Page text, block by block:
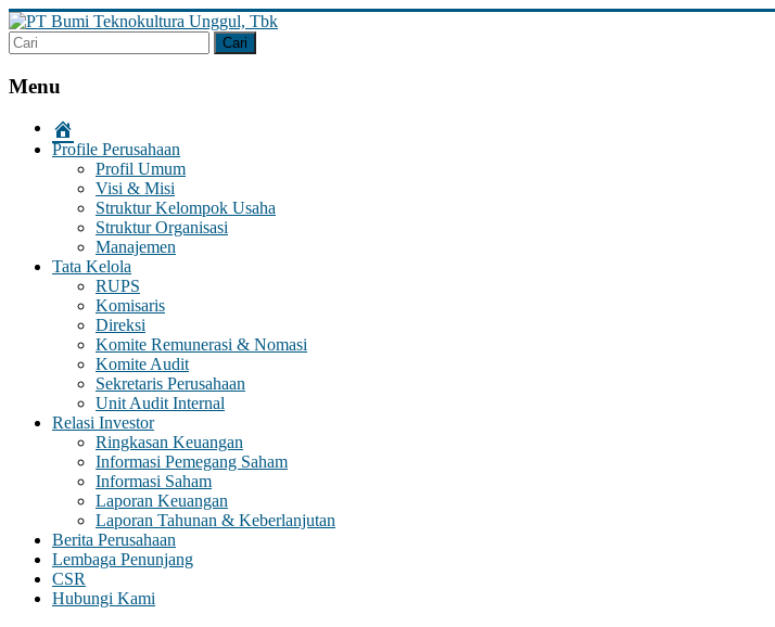
Skip
to
content
PT
Bumi
Unggul,
Tbk
Menu
Profile Perusahaan
Profil Umum
Visi & Misi
Struktur Kelompok Usaha
Struktur Organisasi
Manajemen
Tata Kelola
RUPS
Komisaris
Direksi
Komite Remunerasi & Nomasi
Komite Audit
Sekretaris Perusahaan
Unit Audit Internal
Relasi Investor
Ringkasan Keuangan
Informasi Pemegang Saham
Informasi Saham
Laporan Keuangan
Laporan Tahunan & Keberlanjutan
Berita Perusahaan
Lembaga Penunjang
CSR
Hubungi Kami